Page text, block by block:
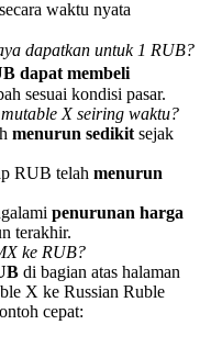
imbalan tunai
waktu nyata
dapatkan untuk 1 RUB?
dapat membeli
sesuai kondisi pasar.
X seiring waktu?
menurun sedikit sejak
RUB telah menurun
penurunan harga
terakhir.
ke RUB?
di bagian atas halaman
X ke Russian Ruble
cepat: